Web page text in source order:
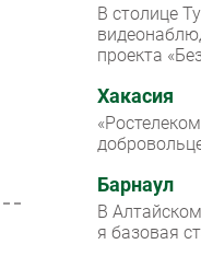
В столице
проекта
Хакасия
Барнаул
В
я базовая